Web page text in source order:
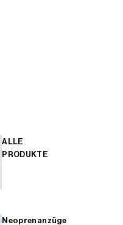
ALLE
PRODUKTE
Neoprenanzüge